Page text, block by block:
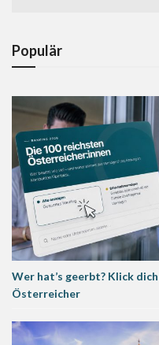
Populär
Wer hat’s geerbt? Klick
Österreicher